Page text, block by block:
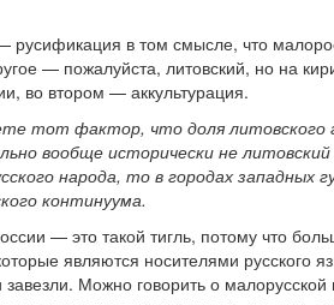
русификация в том смысле, что
— пожалуйста, литовский, но на
во втором — аккультурация.
тот фактор, что доля литовского
вообще исторически не
народа, то в городах западных
континуума.
— это такой тигль, потому что
являются носителями русского
Можно говорить о малорусской